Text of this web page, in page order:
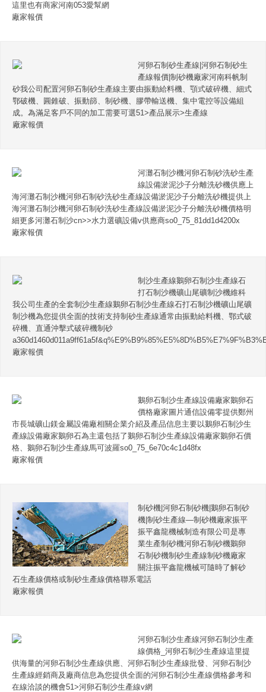
這里也有商家河南053愛幫網
廠家報價
河卵石制砂生產線|河卵石制砂生
產線報價|制砂機廠家河南科帆制
砂我公司配置河卵石制砂生產線主要由振動給料機、顎式破碎機、細式
鄂破機、圓錐破、振動篩、制砂機、膠帶輸送機、集中電控等設備組
成。為滿足客戶不同的加工需要可選51>產品展示>生產線
廠家報價
河灘石制沙機河卵石制砂洗砂生產
線設備淤泥沙子分離洗砂機供應上
海河灘石制沙機河卵石制砂洗砂生產線設備淤泥沙子分離洗砂機提供上
海河灘石制沙機河卵石制砂洗砂生產線設備淤泥沙子分離洗砂機價格明
細更多河灘石制沙cn>>水力選礦設備v供應商so0_75_81dd1d4200x
廠家報價
制沙生產線鵝卵石制沙生產線石
打石制沙機礦山尾礦制沙機維科
我公司生產的全套制沙生產線鵝卵石制沙生產線石打石制沙機礦山尾礦
制沙機為您提供全面的技術支持制砂生產線通常由振動給料機、鄂式破
碎機、直通沖擊式破碎機制砂
廠家報價
鵝卵石制沙生產線設備廠家鵝卵石
價格廠家圖片通信設備零提供鄭州
市長城礦山鎂金屬設備廠相關企業介紹及產品信息主要以鵝卵石制沙生
產線設備廠家鵝卵石為主還包括了鵝卵石制沙生產線設備廠家鵝卵石價
格、鵝卵石制沙生產線馬可波羅so0_75_6e70c4c1d48fx
廠家報價
制砂機|河卵石制砂機|鵝卵石制砂
機|制砂生產線—制砂機廠家振平
振平鑫龍機械制造有限公司是專
業生產制砂機河卵石制砂機鵝卵
石制砂機制砂生產線制砂機廠家
關注振平鑫龍機械可隨時了解砂
石生產線價格或制砂生產線價格聯系電話
廠家報價
河卵石制沙生產線河卵石制沙生產
線價格_河卵石制沙生產線這里提
供海量的河卵石制沙生產線供應、河卵石制沙生產線批發、河卵石制沙
生產線經銷商及廠商信息為您提供全面的河卵石制沙生產線價格參考和
在線洽談的機會51>河卵石制沙生產線v網